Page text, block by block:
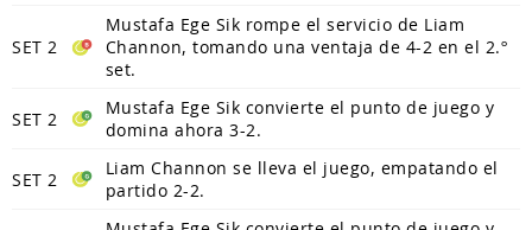
SET 2
Mustafa Ege Sik rompe el servicio de Liam
Channon, tomando una ventaja de 4-2 en el 2.º
set.
SET 2
Mustafa Ege Sik convierte el punto de juego y
domina ahora 3-2.
SET 2
Liam Channon se lleva el juego, empatando el
partido 2-2.